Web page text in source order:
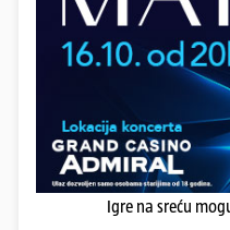
Igre na sreću